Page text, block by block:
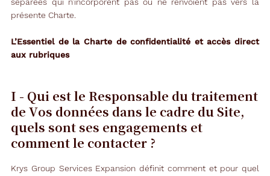
présente Charte.
L’Essentiel de la Charte de confidentialité et accès direct
aux rubriques
I - Qui est le Responsable du traitement
de Vos données dans le cadre du Site,
quels sont ses engagements et
comment le contacter ?
Krys Group Services Expansion définit comment et pour quel